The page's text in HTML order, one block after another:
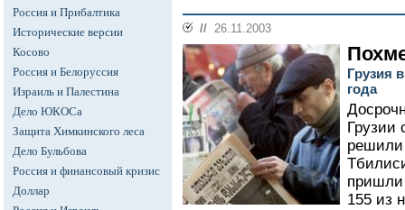
Россия и Прибалтика
Исторические версии
Косово
Россия и Белоруссия
Израиль и Палестина
Дело ЮКОСа
Защита Химкинского леса
Дело Бульбова
Россия и финансовый кризис
Доллар
// 26.11.2003
Грузия
года
Грузии
решили
пришли
155 из